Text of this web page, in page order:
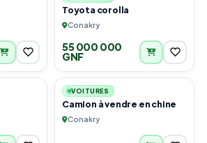
Toyota corolla
Conakry
55 000 000
GNF
3 2
VOITURES
Camion à vendre en chine
Conakry